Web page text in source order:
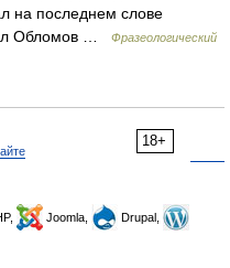
на последнем слове
Обломов …
Фразеологический
18+
Joomla,
Drupal,